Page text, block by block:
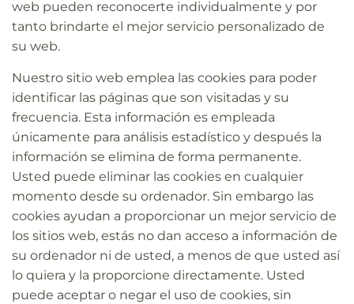
web pueden reconocerte individualmente y por
tanto brindarte el mejor servicio personalizado de
su web.
Nuestro sitio web emplea las cookies para poder
identificar las páginas que son visitadas y su
frecuencia. Esta información es empleada
únicamente para análisis estadístico y después la
información se elimina de forma permanente.
Usted puede eliminar las cookies en cualquier
momento desde su ordenador. Sin embargo las
cookies ayudan a proporcionar un mejor servicio de
los sitios web, estás no dan acceso a información de
su ordenador ni de usted, a menos de que usted así
lo quiera y la proporcione directamente. Usted
puede aceptar o negar el uso de cookies, sin